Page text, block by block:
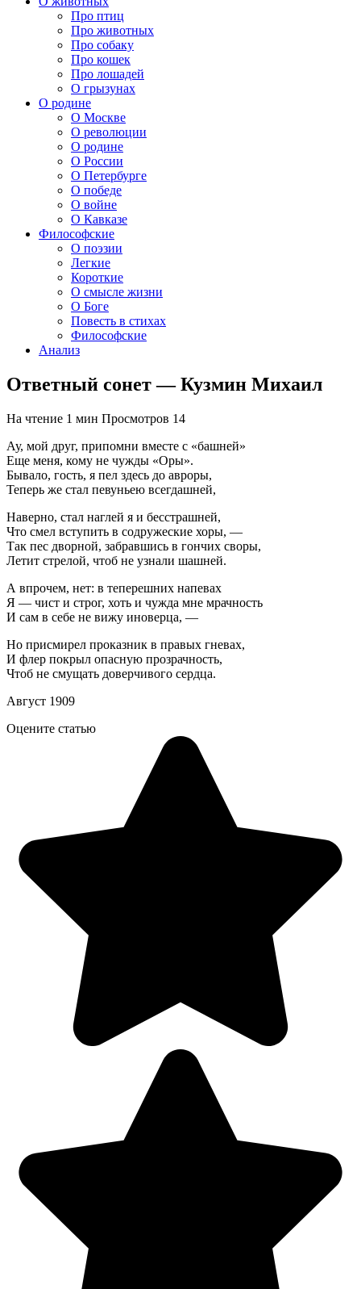
Про птиц
Про животных
Про собаку
Про кошек
Про лошадей
О грызунах
О родине
О Москве
О революции
О родине
О России
О Петербурге
О победе
О войне
О Кавказе
Философские
О поэзии
Легкие
Короткие
О смысле жизни
О Боге
Повесть в стихах
Философские
Анализ
Ответный сонет — Кузмин Михаил
На чтение 1 мин Просмотров 14
Ау, мой друг, припомни вместе с «башней»
Еще меня, кому не чужды «Оры».
Бывало, гость, я пел здесь до авроры,
Теперь же стал певуньею всегдашней,
Наверно, стал наглей я и бесстрашней,
Что смел вступить в содружеские хоры, —
Так пес дворной, забравшись в гончих своры,
Летит стрелой, чтоб не узнали шашней.
А впрочем, нет: в теперешних напевах
Я — чист и строг, хоть и чужда мне мрачность
И сам в себе не вижу иноверца, —
Но присмирел проказник в правых гневах,
И флер покрыл опасную прозрачность,
Чтоб не смущать доверчивого сердца.
Август 1909
Оцените статью